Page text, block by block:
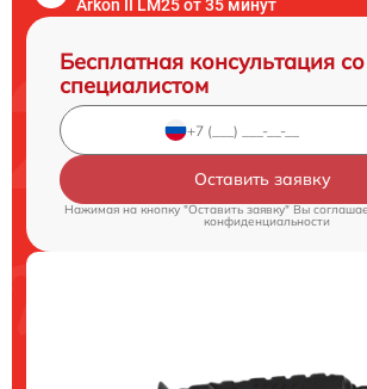
Arkon II LM25 от 35 минут
Бесплатная консультация со
специалистом
Оставить заявку
Нажимая на кнопку "Оставить заявку" Вы
конфиденциальности